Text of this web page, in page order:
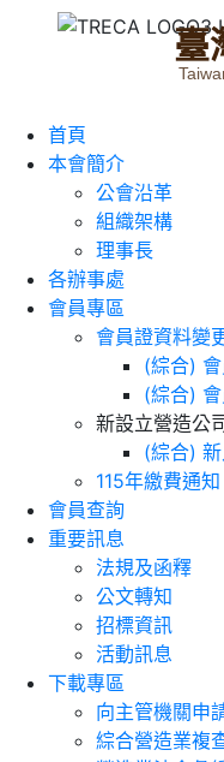
臺
首頁
本會簡介
公會沿革
組織架構
理事長
各辦事處
會員專區
會員證資料變
(綜合)
(綜合)
新設立營造公
(綜合)
115年繳費通知
會員查詢
重要訊息
法規及函釋
公文轉知
招標資訊
活動訊息
下載專區
向主管機關申
綜合營造業複